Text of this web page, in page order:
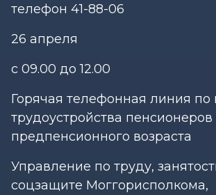
телефон 41-88-06
26 апреля
с 09.00 до 12.00
Горячая телефонная линия по
трудоустройства
предпенсионного возраста
Управление по труду,
соцзащите Моггорисполкома,